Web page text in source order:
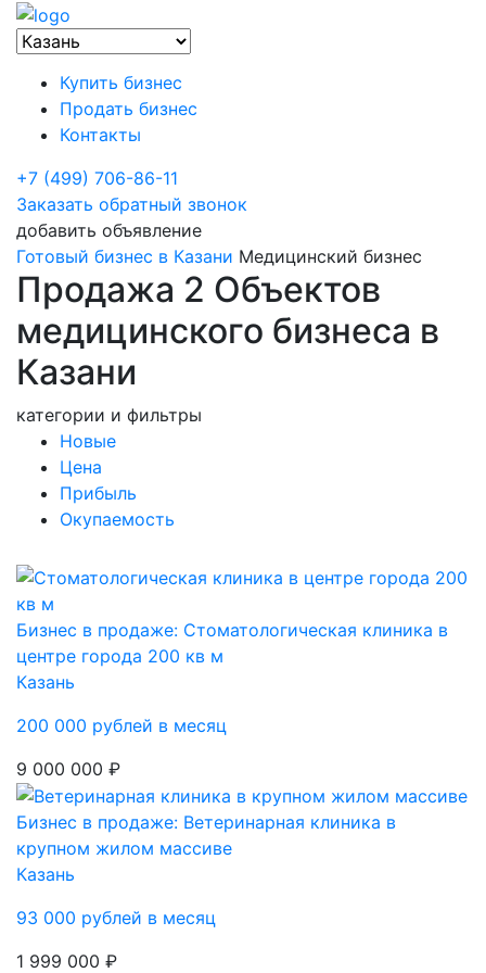
Купить бизнес
Продать бизнес
Контакты
+7 (499) 706-86-11
Заказать обратный звонок
добавить объявление
Готовый бизнес в Казани Медицинский бизнес
Продажа 2 Объектов
медицинского бизнеса в
Казани
категории и фильтры
Новые
Цена
Прибыль
Окупаемость
Бизнес в продаже: Стоматологическая клиника в
центре города 200 кв м
Казань
200 000 рублей в месяц
9 000 000 ₽
Бизнес в продаже: Ветеринарная клиника в
крупном жилом массиве
Казань
93 000 рублей в месяц
1 999 000 ₽